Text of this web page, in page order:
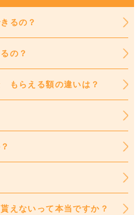
るの？
の？
もらえる額の違いは？
えないって本当ですか？